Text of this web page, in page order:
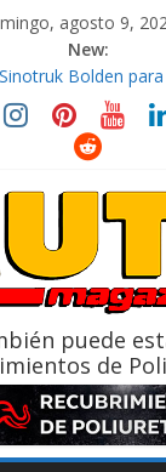
agosto 9,
New:
Bolden
vehículo gana
tu vehículo si
2026, edición 47ª,
puede
de